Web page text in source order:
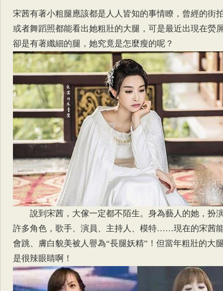
宋茜有著小粗腿應該都是人人皆知的事情瞭，曾經的街
或者舞蹈照都能看出她粗壯的大腿，可是最近出現在熒
卻是有著纖細的腿，她究竟是怎麼瘦的呢？
說到宋茜，大傢一定都不陌生。身為藝人的她，扮
許多角色，歌手、演員、主持人、模特……現在的宋茜
會跳、膚白貌美被人譽為“長腿妖精”！但當年粗壯的大
是很辣眼睛啊！